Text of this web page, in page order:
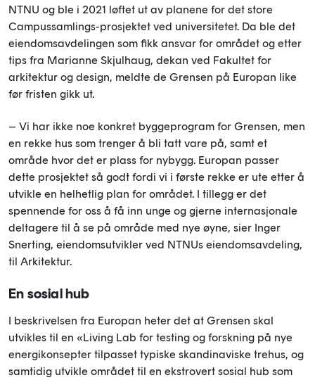
NTNU og ble i 2021 løftet ut av planene for det store
Campussamlings-prosjektet ved universitetet. Da ble det
eiendomsavdelingen som fikk ansvar for området og etter
tips fra Marianne Skjulhaug, dekan ved Fakultet for
arkitektur og design, meldte de Grensen på Europan like
før fristen gikk ut.
– Vi har ikke noe konkret byggeprogram for Grensen, men
en rekke hus som trenger å bli tatt vare på, samt et
område hvor det er plass for nybygg. Europan passer
dette prosjektet så godt fordi vi i første rekke er ute etter å
utvikle en helhetlig plan for området. I tillegg er det
spennende for oss å få inn unge og gjerne internasjonale
deltagere til å se på område med nye øyne, sier Inger
Snerting, eiendomsutvikler ved NTNUs eiendomsavdeling,
til Arkitektur.
En sosial hub
I beskrivelsen fra Europan heter det at Grensen skal
utvikles til en «Living Lab for testing og forskning på nye
energikonsepter tilpasset typiske skandinaviske trehus, og
samtidig utvikle området til en ekstrovert sosial hub som